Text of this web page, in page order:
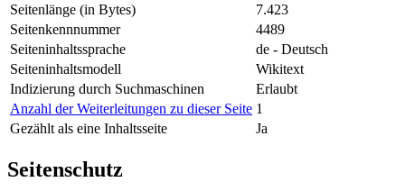
Seitenlänge (in Bytes)
7.423
Seitenkennnummer
4489
Seiteninhaltssprache
de - Deutsch
Seiteninhaltsmodell
Wikitext
Indizierung durch Suchmaschinen
Erlaubt
Anzahl der Weiterleitungen zu dieser Seite 1
Gezählt als eine Inhaltsseite
Ja
Seitenschutz